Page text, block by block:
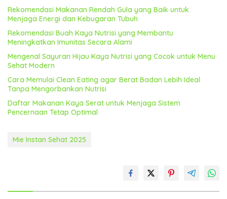
Rekomendasi Makanan Rendah Gula yang Baik untuk
Menjaga Energi dan Kebugaran Tubuh
Rekomendasi Buah Kaya Nutrisi yang Membantu
Meningkatkan Imunitas Secara Alami
Mengenal Sayuran Hijau Kaya Nutrisi yang Cocok untuk Menu
Sehat Modern
Cara Memulai Clean Eating agar Berat Badan Lebih Ideal
Tanpa Mengorbankan Nutrisi
Daftar Makanan Kaya Serat untuk Menjaga Sistem
Pencernaan Tetap Optimal
Mie Instan Sehat 2025